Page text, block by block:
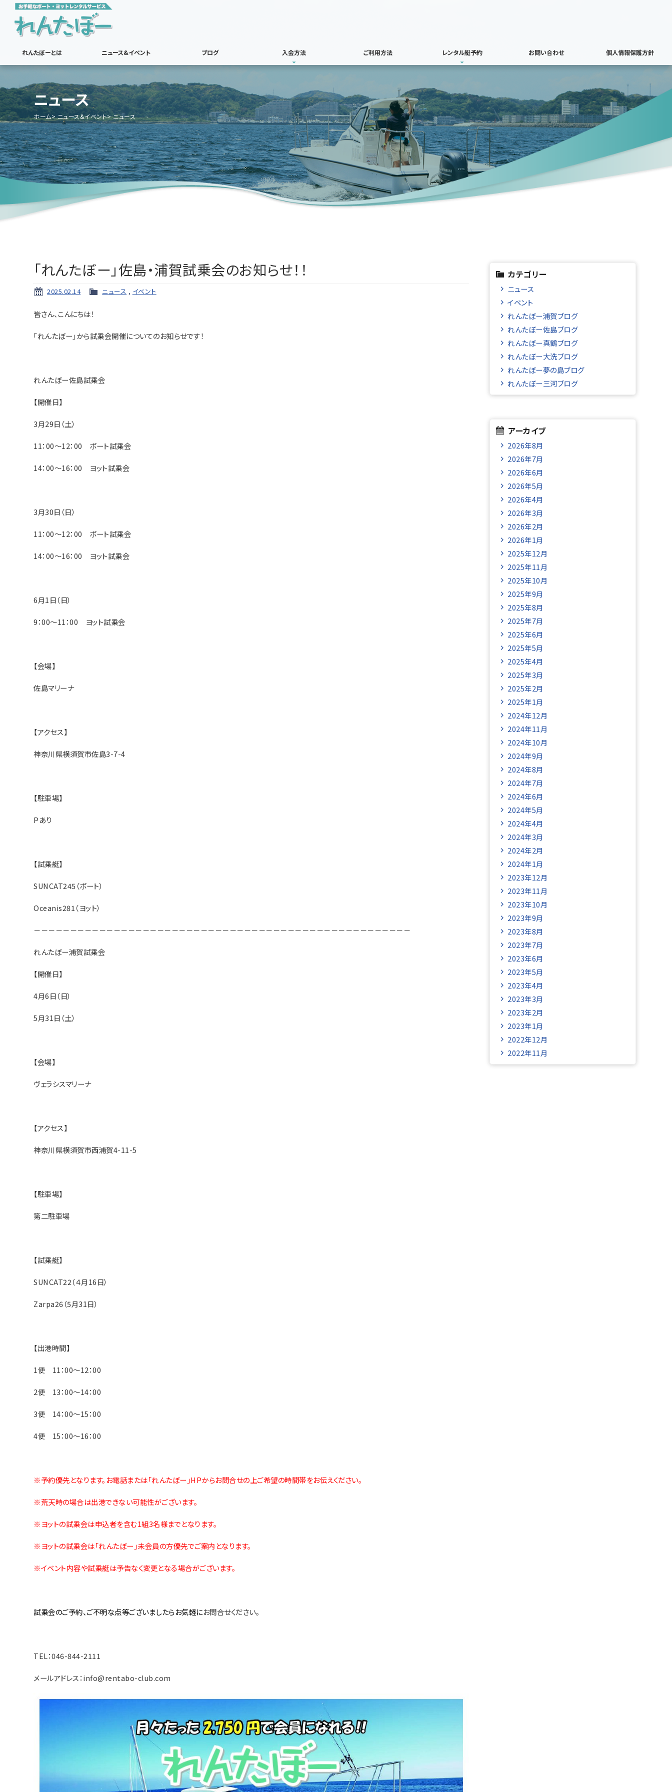
れんたぼーとは ニュース&イベント ブログ 入会方法 ご利用方法 レンタル艇予約 お問い合わせ 個人情報保護方針
ニュース
ホーム ニュース&イベント ニュース
「れんたぼー」佐島・浦賀試乗会のお知らせ！！
2025.02.14 ニュース , イベント
皆さん、こんにちは！
「れんたぼー」から試乗会開催についてのお知らせです！
れんたぼー佐島試乗会
【開催日】
3月29日（土）
11：00～12：00 ボート試乗会
14：00～16：00 ヨット試乗会
3月30日（日）
11：00～12：00 ボート試乗会
14：00～16：00 ヨット試乗会
6月1日（日）
9：00～11：00 ヨット試乗会
【会場】
佐島マリーナ
【アクセス】
神奈川県横須賀市佐島3-7-4
【駐車場】
Pあり
【試乗艇】
SUNCAT245（ボート）
Oceanis281（ヨット）
－－－－－－－－－－－－－－－－－－－－－－－－－－－－－－－－－－－－－－－－－－－－－－－－－－－－
れんたぼー浦賀試乗会
【開催日】
4月6日（日）
5月31日（土）
【会場】
ヴェラシスマリーナ
【アクセス】
神奈川県横須賀市西浦賀4-11-5
【駐車場】
第二駐車場
【試乗艇】
SUNCAT22（４月16日）
Zarpa26（5月31日）
【出港時間】
1便 11：00～12：00
2便 13：00～14：00
3便 14：00～15：00
4便 15：00～16：00
※予約優先となります。お電話または「れんたぼー」HPからお問合せの上ご希望の時間帯をお伝えください。
※荒天時の場合は出港できない可能性がございます。
※ヨットの試乗会は申込者を含む1組3名様までとなります。
※ヨットの試乗会は「れんたぼー」未会員の方優先でご案内となります。
※イベント内容や試乗艇は予告なく変更となる場合がございます。
試乗会のご予約、ご不明な点等ございましたらお気軽にお問合せください。
TEL：046-844-2111
メールアドレス：info@rentabo-club.com
カテゴリー
ニュース
イベント
れんたぼー浦賀ブログ
れんたぼー佐島ブログ
れんたぼー真鶴ブログ
れんたぼー大洗ブログ
れんたぼー夢の島ブログ
れんたぼー三河ブログ
アーカイブ
2026年8月
2026年7月
2026年6月
2026年5月
2026年4月
2026年3月
2026年2月
2026年1月
2025年12月
2025年11月
2025年10月
2025年9月
2025年8月
2025年7月
2025年6月
2025年5月
2025年4月
2025年3月
2025年2月
2025年1月
2024年12月
2024年11月
2024年10月
2024年9月
2024年8月
2024年7月
2024年6月
2024年5月
2024年4月
2024年3月
2024年2月
2024年1月
2023年12月
2023年11月
2023年10月
2023年9月
2023年8月
2023年7月
2023年6月
2023年5月
2023年4月
2023年3月
2023年2月
2023年1月
2022年12月
2022年11月